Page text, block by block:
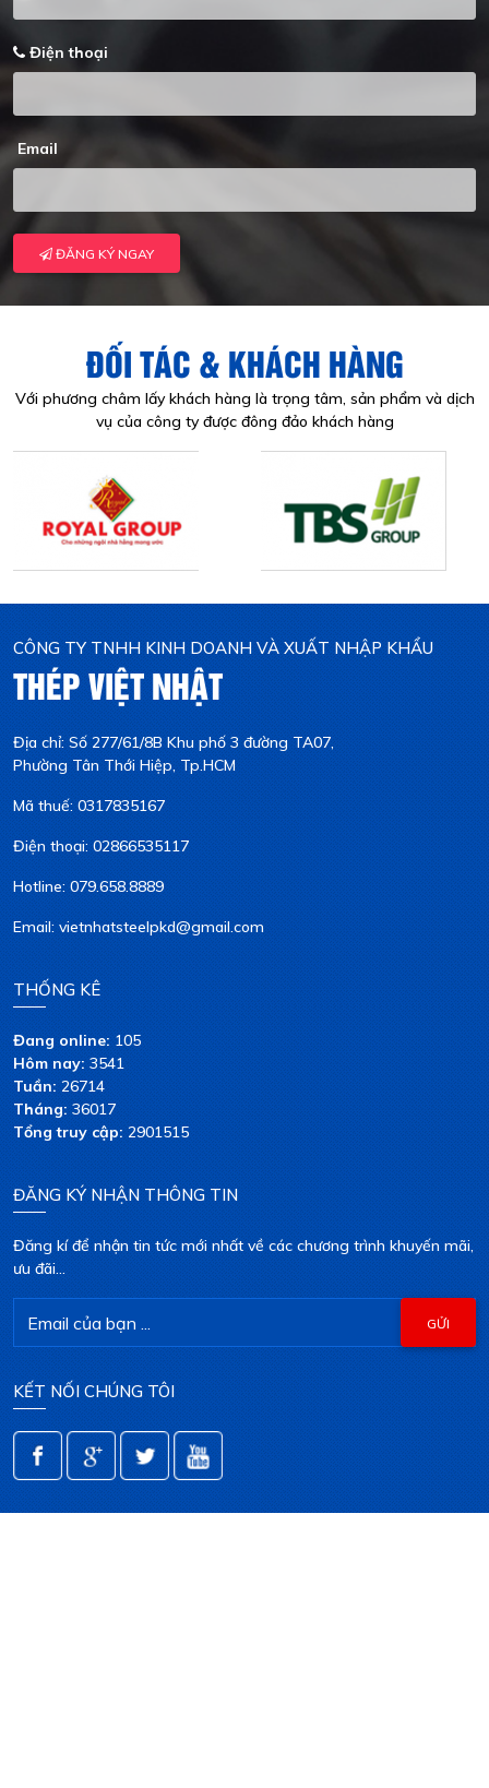
Điện thoại
Email
ĐĂNG KÝ NGAY
ĐỐI TÁC & KHÁCH HÀNG
Với phương châm lấy khách hàng là trọng tâm, sản phẩm và dịch
vụ của công ty được đông đảo khách hàng
CÔNG TY TNHH KINH DOANH VÀ XUẤT NHẬP KHẨU
THÉP VIỆT NHẬT
Địa chỉ: Số 277/61/8B Khu phố 3 đường TA07,
Phường Tân Thới Hiệp, Tp.HCM
Mã thuế: 0317835167
Điện thoại: 02866535117
Hotline: 079.658.8889
Email: vietnhatsteelpkd@gmail.com
THỐNG KÊ
Đang online:105
Hôm nay:3541
Tuần:26714
Tháng:36017
Tổng truy cập:2901515
ĐĂNG KÝ NHẬN THÔNG TIN
Đăng kí để nhận tin tức mới nhất về các chương trình khuyến mãi,
ưu đãi...
KẾT NỐI CHÚNG TÔI